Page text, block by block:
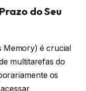
do Seu
Memory) é crucial
multitarefas do
os